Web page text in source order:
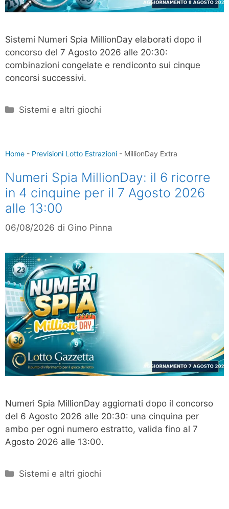
Sistemi Numeri Spia MillionDay elaborati dopo il
concorso del 7 Agosto 2026 alle 20:30:
combinazioni congelate e rendiconto sui cinque
concorsi successivi.
Categorie
Sistemi e altri giochi
Home - Previsioni Lotto Estrazioni - MillionDay Extra
Numeri Spia MillionDay: il 6 ricorre
in 4 cinquine per il 7 Agosto 2026
alle 13:00
06/08/2026 di Gino Pinna
Numeri Spia MillionDay aggiornati dopo il concorso
del 6 Agosto 2026 alle 20:30: una cinquina per
ambo per ogni numero estratto, valida fino al 7
Agosto 2026 alle 13:00.
Categorie
Sistemi e altri giochi